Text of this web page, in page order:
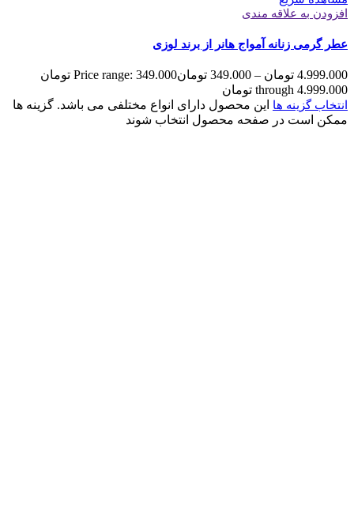
افزودن به علاقه مندی
عطر گرمی زنانه آمواج هانر از برند لوزی
4.999.000 تومان –
349.000 تومان
Price range: 349.000 تومان
through 4.999.000 تومان
انتخاب گزینه ها
این محصول دارای انواع مختلفی می باشد. گزینه ها
ممکن است در صفحه محصول انتخاب شوند